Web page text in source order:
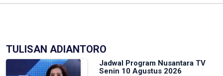
TULISAN ADIANTORO
Jadwal Program Nusantara TV
Senin 10 Agustus 2026